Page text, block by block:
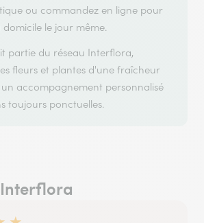
ou commandez en ligne pour
le jour même.
partie du réseau Interflora,
fleurs et plantes d'une fraîcheur
accompagnement personnalisé
toujours ponctuelles.